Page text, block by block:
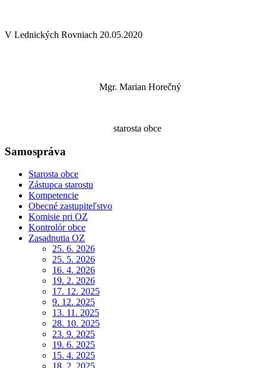
V Lednických Rovniach 20.05.2020
Mgr. Marian Horečný
starosta obce
Samospráva
Starosta obce
Zástupca starostu
Kompetencie
Obecné zastupiteľstvo
Komisie pri OZ
Kontrolór obce
Zasadnutia OZ
25. 6. 2026
25. 5. 2026
16. 4. 2026
19. 2. 2026
17. 12. 2025
9. 12. 2025
13. 11. 2025
28. 10. 2025
23. 9. 2025
19. 6. 2025
15. 4. 2025